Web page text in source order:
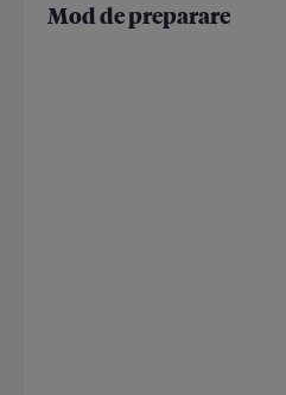
Mod de preparare